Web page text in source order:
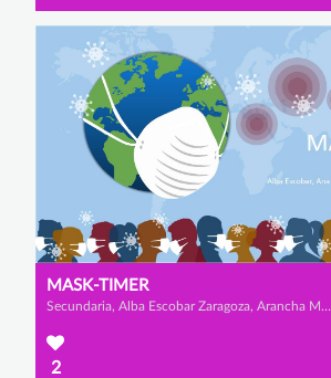
MASK-TIMER
Secundaria, Alba Escobar Zaragoza, Arancha Martínez Simó y Ana Gracia Jódar
2